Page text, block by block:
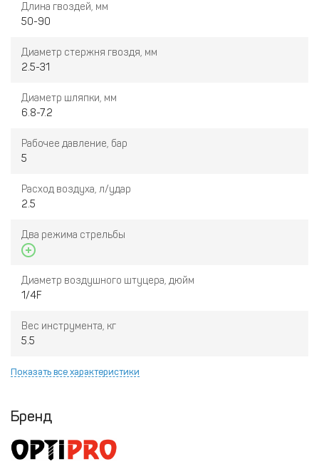
Длина гвоздей, мм
50-90
Диаметр стержня гвоздя, мм
2.5-31
Диаметр шляпки, мм
6.8-7.2
Рабочее давление, бар
5
Расход воздуха, л/удар
2.5
Два режима стрельбы
Диаметр воздушного штуцера, дюйм
1/4F
Вес инструмента, кг
5.5
Показать все характеристики
Бренд